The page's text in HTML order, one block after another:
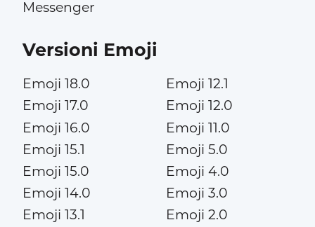
Messenger
Versioni Emoji
Emoji 18.0
Emoji 17.0
Emoji 16.0
Emoji 15.1
Emoji 15.0
Emoji 14.0
Emoji 13.1
Emoji 12.1
Emoji 12.0
Emoji 11.0
Emoji 5.0
Emoji 4.0
Emoji 3.0
Emoji 2.0